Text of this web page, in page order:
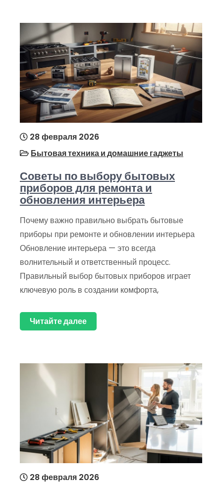
28 февраля 2026
Бытовая техника и домашние гаджеты
Советы по выбору бытовых
приборов для ремонта и
обновления интерьера
Почему важно правильно выбрать бытовые
приборы при ремонте и обновлении интерьера
Обновление интерьера — это всегда
волнительный и ответственный процесс.
Правильный выбор бытовых приборов играет
ключевую роль в создании комфорта,
Читайте далее
28 февраля 2026